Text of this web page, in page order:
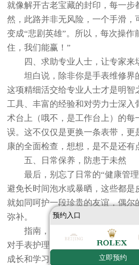
就像解开古老宝藏的封印，每一步
然，此路并非无风险，一个手滑，
变成“悲剧英雄”。所以，每次操作
住，我们能赢！”
四、求助专业人士，让专家来
坦白说，除非你是手表维修界
这项精细活交给专业人士才是明智
工具、丰富的经验和对劳力士深入
术台上（哦不，是工作台上）的每
误。这不仅仅是更换一条表带，更
康的全面检查，想想，是不是还有
五、日常保养，防患于未然
最后，别忘了日常的“健康管理
避免长时间泡水或暴晒，这些都是
就如同呵护一段珍贵的友谊，偶尔
弥补。
指南，或许就能在绝望中找到
对手表护理的热爱。记住，每一个
成长和学习的机会，哪怕是关于一
预约入口
立即预约